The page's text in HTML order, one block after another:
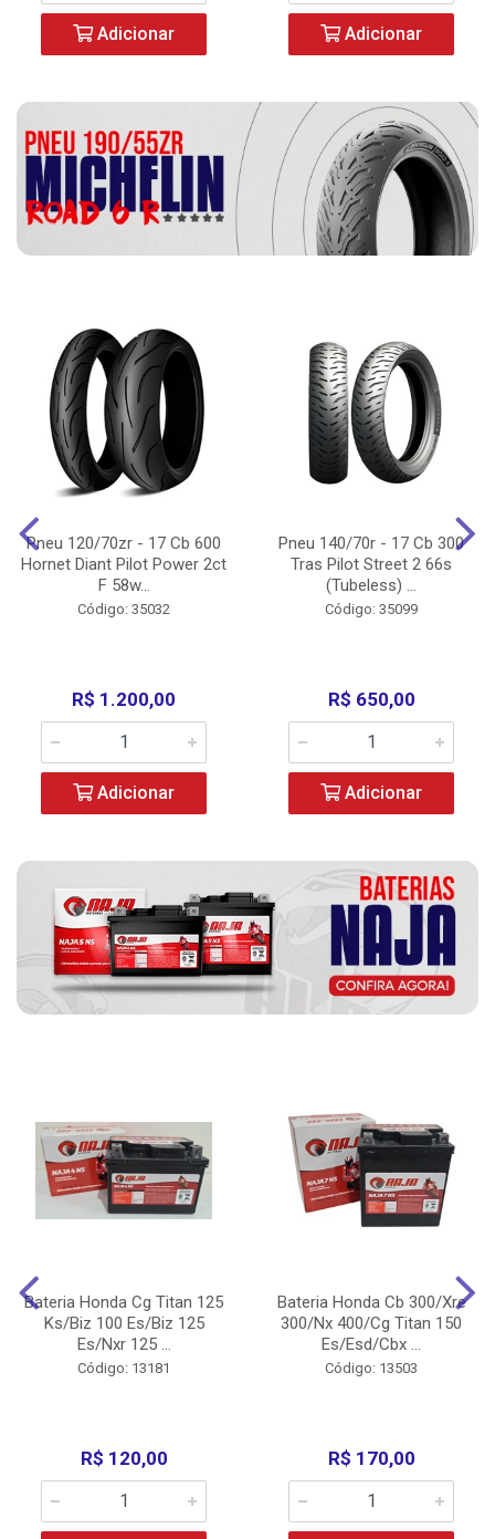
Adicionar Adicionar
Pneu 120/70zr - 17 Cb 600
Hornet Diant Pilot Power 2ct
F 58w...
Código: 35032
R$ 1.200,00
Adicionar
Pneu 140/70r - 17 Cb 300
Tras Pilot Street 2 66s
(Tubeless) ...
Código: 35099
R$ 650,00
Adicionar
Bateria Honda Cg Titan 125
Ks/Biz 100 Es/Biz 125
Es/Nxr 125 ...
Código: 13181
R$ 120,00
Bateria Honda Cb 300/Xre
300/Nx 400/Cg Titan 150
Es/Esd/Cbx ...
Código: 13503
R$ 170,00